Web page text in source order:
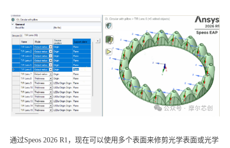
通过Speos 2026 R1，现在可以使用多个表面来修剪光学表面或光学